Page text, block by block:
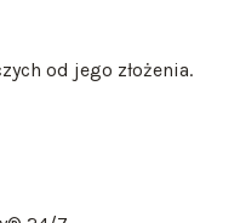
od jego złożenia.